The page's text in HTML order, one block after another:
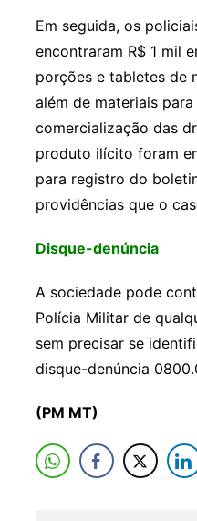
Em seguida, os
encontraram R$ 1 mil
porções e tabletes de
além de materiais
comercialização das
produto ilícito foram
para registro do
providências que o
Disque-denúncia
A sociedade pode
Polícia Militar de
sem precisar se
disque-denúncia
(PM MT)